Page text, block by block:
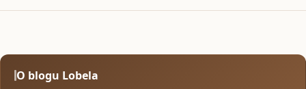
O blogu Lobela